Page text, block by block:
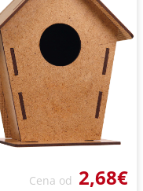
Cena od 2,68€